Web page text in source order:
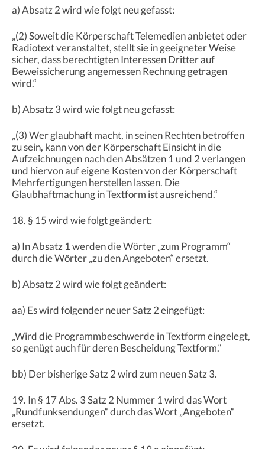
a) Absatz 2 wird wie folgt neu gefasst:
„(2) Soweit die Körperschaft Telemedien anbietet oder
Radiotext veranstaltet, stellt sie in geeigneter Weise
sicher, dass berechtigten Interessen Dritter auf
Beweissicherung angemessen Rechnung getragen
wird.“
b) Absatz 3 wird wie folgt neu gefasst:
„(3) Wer glaubhaft macht, in seinen Rechten betroffen
zu sein, kann von der Körperschaft Einsicht in die
Aufzeichnungen nach den Absätzen 1 und 2 verlangen
und hiervon auf eigene Kosten von der Körperschaft
Mehrfertigungen herstellen lassen. Die
Glaubhaftmachung in Textform ist ausreichend.“
18. § 15 wird wie folgt geändert:
a) In Absatz 1 werden die Wörter „zum Programm“
durch die Wörter „zu den Angeboten“ ersetzt.
b) Absatz 2 wird wie folgt geändert:
aa) Es wird folgender neuer Satz 2 eingefügt:
„Wird die Programmbeschwerde in Textform eingelegt,
so genügt auch für deren Bescheidung Textform.“
bb) Der bisherige Satz 2 wird zum neuen Satz 3.
19. In § 17 Abs. 3 Satz 2 Nummer 1 wird das Wort
„Rundfunksendungen“ durch das Wort „Angeboten“
ersetzt.